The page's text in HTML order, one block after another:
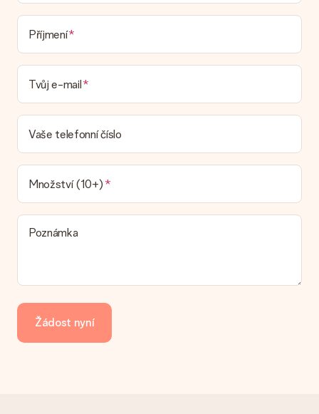
Dodací lhůta, možnosti dodání a náklady na
doručení
Mohu si vybrat datum dodání?
Není možné zvolit konkrétní datum dodání.
Jaká je dodací lhůta a kdy dostávám dárek?
Dodací lhůtu naleznete na stránce produktu. Můžete věřit, že
náš dopravce vám dodá váš dárek.
Jaké možnosti doručení si mohu vybrat?
V současné době není možné zvolit možnost doručení. Dárek,
který chcete objednat, je buď odeslán jako balíček nebo jako
doručování poštovní schránky. Chcete vědět, na kterou
možnost spadá vaše objednávka? Kontaktujte prosím náš
zákaznický servis.
Jak mohu zaplatit objednávku?
kartu, fakturu přes Klarna nebo ruční převod. V případě ručního
převodu platby prosím vezměte v úvahu dodací lhůtu 3 dny
navíc.
Příjmení
Tvůj e-mail
Vaše telefonní číslo
Množství (10+)
Poznámka
Žádost nyní